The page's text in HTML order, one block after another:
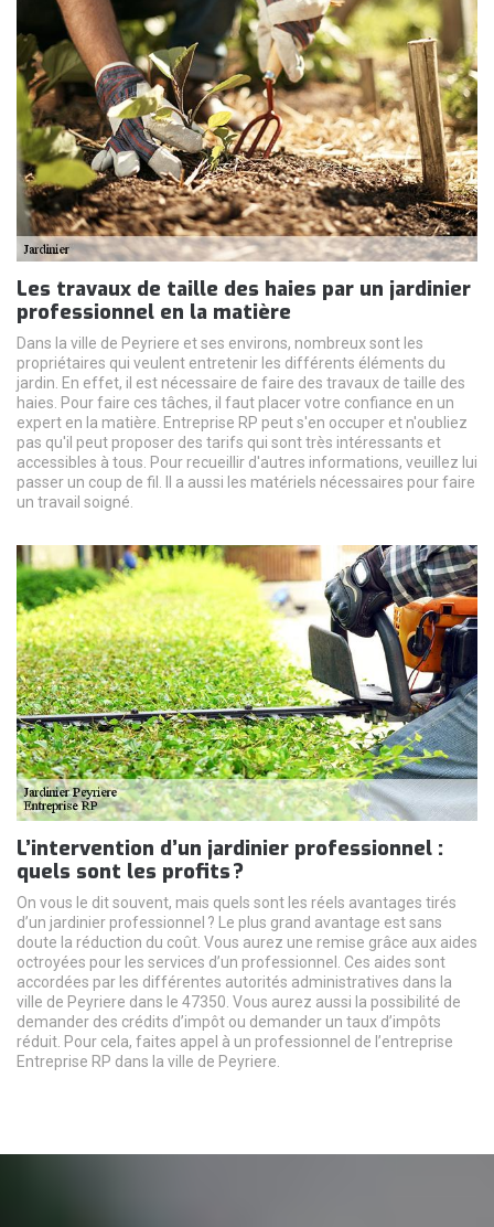
Les travaux de taille des haies par un jardinier
professionnel en la matière
Dans la ville de Peyriere et ses environs, nombreux sont les
propriétaires qui veulent entretenir les différents éléments du
jardin. En effet, il est nécessaire de faire des travaux de taille des
haies. Pour faire ces tâches, il faut placer votre confiance en un
expert en la matière. Entreprise RP peut s'en occuper et n'oubliez
pas qu'il peut proposer des tarifs qui sont très intéressants et
accessibles à tous. Pour recueillir d'autres informations, veuillez lui
passer un coup de fil. Il a aussi les matériels nécessaires pour faire
un travail soigné.
L’intervention d’un jardinier professionnel :
quels sont les profits ?
On vous le dit souvent, mais quels sont les réels avantages tirés
d’un jardinier professionnel ? Le plus grand avantage est sans
doute la réduction du coût. Vous aurez une remise grâce aux aides
octroyées pour les services d’un professionnel. Ces aides sont
accordées par les différentes autorités administratives dans la
ville de Peyriere dans le 47350. Vous aurez aussi la possibilité de
demander des crédits d’impôt ou demander un taux d’impôts
réduit. Pour cela, faites appel à un professionnel de l’entreprise
Entreprise RP dans la ville de Peyriere.